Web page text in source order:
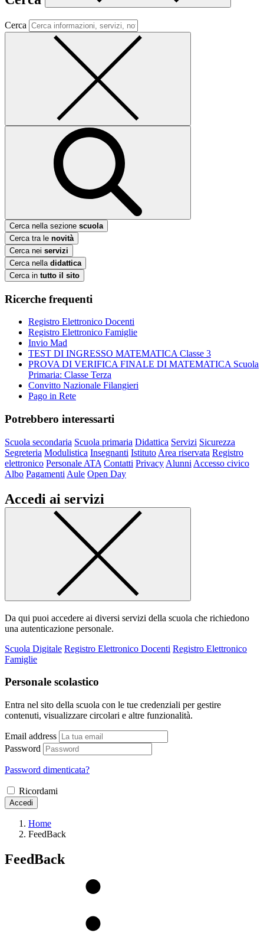
Cerca
Cerca nella sezione scuola
Cerca tra le novità
Cerca nei servizi
Cerca nella didattica
Cerca in tutto il sito
Ricerche frequenti
Registro Elettronico Docenti
Registro Elettronico Famiglie
Invio Mad
TEST DI INGRESSO MATEMATICA Classe 3
PROVA DI VERIFICA FINALE DI MATEMATICA Scuola
Primaria: Classe Terza
Convitto Nazionale Filangieri
Pago in Rete
Potrebbero interessarti
Scuola secondaria Scuola primaria Didattica Servizi Sicurezza
Segreteria Modulistica Insegnanti Istituto Area riservata Registro
elettronico Personale ATA Contatti Privacy Alunni Accesso civico
Albo Pagamenti Aule Open Day
Accedi ai servizi
Da qui puoi accedere ai diversi servizi della scuola che richiedono
una autenticazione personale.
Scuola Digitale Registro Elettronico Docenti Registro Elettronico
Famiglie
Personale scolastico
Entra nel sito della scuola con le tue credenziali per gestire
contenuti, visualizzare circolari e altre funzionalità.
Email address
Password
Password dimenticata?
Ricordami
Accedi
Home
FeedBack
FeedBack